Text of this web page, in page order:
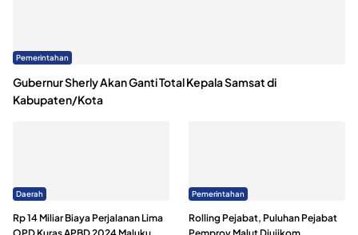
Pemerintahan
Gubernur Sherly Akan Ganti Total Kepala Samsat di
Kabupaten/Kota
Daerah
Rp 14 Miliar Biaya Perjalanan Lima
Pemerintahan
Rolling Pejabat, Puluhan Pejabat